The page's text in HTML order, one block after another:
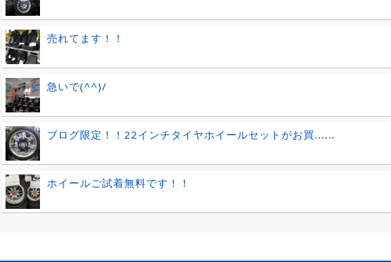
売れてます！！
急いで(^^)/
ブログ限定！！22インチタイヤホイールセットがお買......
ホイールご試着無料です！！